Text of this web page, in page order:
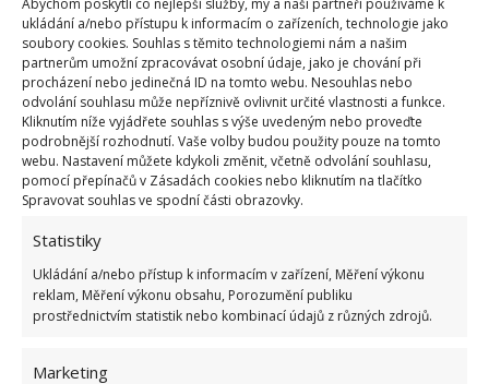
Abychom poskytli co nejlepší služby, my a naši partneři používáme k
ukládání a/nebo přístupu k informacím o zařízeních, technologie jako
soubory cookies. Souhlas s těmito technologiemi nám a našim
partnerům umožní zpracovávat osobní údaje, jako je chování při
procházení nebo jedinečná ID na tomto webu. Nesouhlas nebo
odvolání souhlasu může nepříznivě ovlivnit určité vlastnosti a funkce.
Kliknutím níže vyjádřete souhlas s výše uvedeným nebo proveďte
podrobnější rozhodnutí. Vaše volby budou použity pouze na tomto
webu. Nastavení můžete kdykoli změnit, včetně odvolání souhlasu,
pomocí přepínačů v Zásadách cookies nebo kliknutím na tlačítko
Spravovat souhlas ve spodní části obrazovky.
Statistiky
Ukládání a/nebo přístup k informacím v zařízení, Měření výkonu
reklam, Měření výkonu obsahu, Porozumění publiku
prostřednictvím statistik nebo kombinací údajů z různých zdrojů.
Marketing
Po vertikutaci můžete dosévat (na velké plochy
využijte secí stroj, dosev bude rychlejší, a hlavně
docílíte rovnoměrného rozložení osiva) i
přihnojovat (použitím vícesložkového hnojiva
zajistíte svému trávníku vyváženou výživu). O
správném
jarním přihnojování trávníkupro jeho
skvělý vzhled jsme na webu BydlímeÚtulně už psali.
A pokud nebude na jaře dostatek deště, průběžně